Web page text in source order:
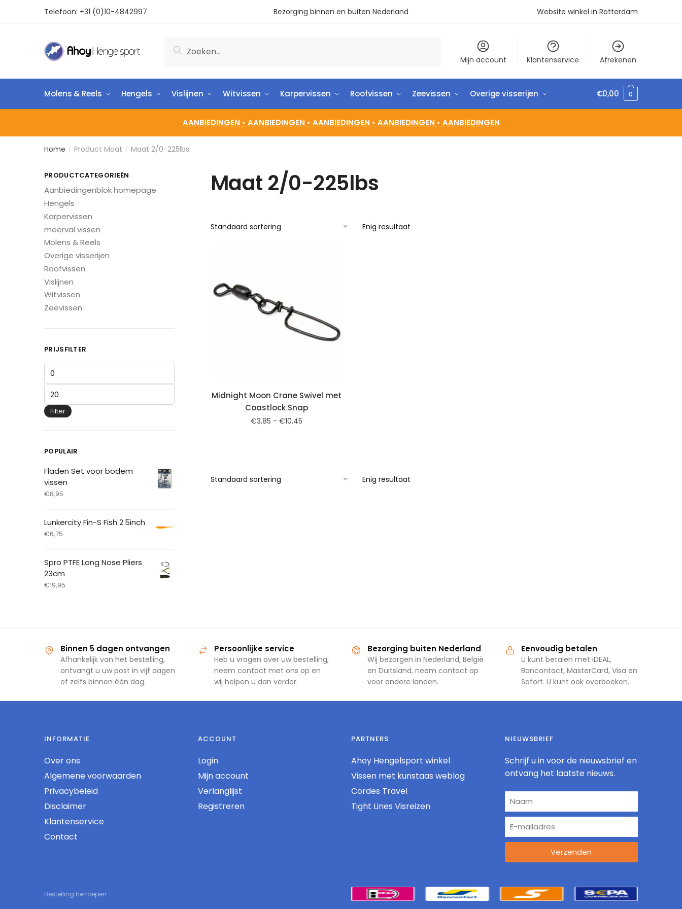
Telefoon: +31 (0)10-4842997 Bezorging binnen en buiten Nederland Website winkel in Rotterdam
Zoeken
Mijn account Klantenservice Afrekenen
Molens & Reels Hengels Vislijnen Witvissen Karpervissen Roofvissen Zeevissen Overige visserijen €0,00 0
AANBIEDINGEN • AANBIEDINGEN • AANBIEDINGEN • AANBIEDINGEN • AANBIEDINGEN
Home / Product Maat / Maat 2/0-225lbs
Maat 2/0-225lbs
Enig resultaat
Midnight Moon Crane Swivel met
Coastlock Snap
€3,85 - €10,45
Enig resultaat
PRODUCTCATEGORIEËN
Aanbiedingenblok homepage
Hengels
Karpervissen
meerval vissen
Molens & Reels
Overige visserijen
Roofvissen
Vislijnen
Witvissen
Zeevissen
PRIJSFILTER
Filter
POPULAIR
Fladen Set voor bodem
vissen
€8,95
Lunkercity Fin-S Fish 2.5inch
€6,75
Spro PTFE Long Nose Pliers
23cm
€19,95
Binnen 5 dagen ontvangen
Afhankelijk van het bestelling,
ontvangt u uw post in vijf dagen
of zelfs binnen één dag.
Persoonlijke service
Heb u vragen over uw bestelling,
neem contact met ons op en
wij helpen u dan verder.
Bezorging buiten Nederland
Wij bezorgen in Nederland, België
en Duitsland, neem contact op
voor andere landen.
Eenvoudig betalen
U kunt betalen met iDEAL,
Bancontact, MasterCard, Visa en
Sofort. U kunt ook overboeken.
INFORMATIE
Over ons
Algemene voorwaarden
Privacybeleid
Disclaimer
Klantenservice
Contact
ACCOUNT
Login
Mijn account
Verlanglijst
Registreren
PARTNERS
Ahoy Hengelsport winkel
Vissen met kunstaas weblog
Cordes Travel
Tight Lines Visreizen
NIEUWSBRIEF
Schrijf u in voor de nieuwsbrief en
ontvang het laatste nieuws.
Verzenden
Bestelling herroepen